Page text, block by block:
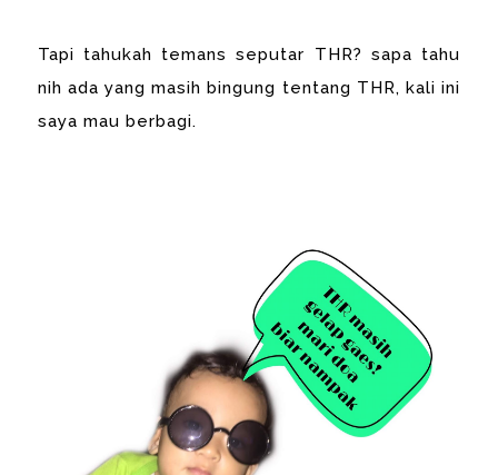
Tapi tahukah temans seputar THR? sapa tahu
nih ada yang masih bingung tentang THR, kali ini
saya mau berbagi.